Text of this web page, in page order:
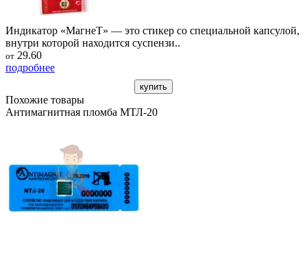
Индикатор «МагнеТ» — это стикер со специальной капсулой,
внутри которой находится суспензи..
от 29.60
подробнее
купить
Похожие товары
Антимагнитная пломба МТЛ-20